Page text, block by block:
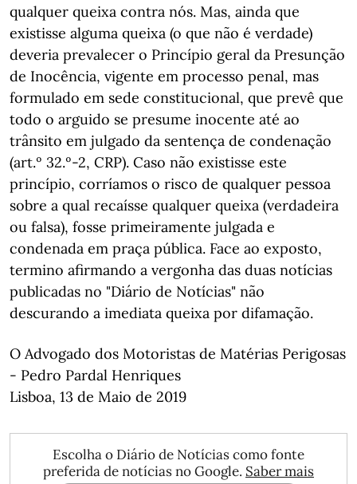
qualquer queixa contra nós. Mas, ainda que
existisse alguma queixa (o que não é verdade)
deveria prevalecer o Princípio geral da Presunção
de Inocência, vigente em processo penal, mas
formulado em sede constitucional, que prevê que
todo o arguido se presume inocente até ao
trânsito em julgado da sentença de condenação
(art.º 32.º-2, CRP). Caso não existisse este
princípio, corríamos o risco de qualquer pessoa
sobre a qual recaísse qualquer queixa (verdadeira
ou falsa), fosse primeiramente julgada e
condenada em praça pública. Face ao exposto,
termino afirmando a vergonha das duas notícias
publicadas no "Diário de Notícias" não
descurando a imediata queixa por difamação.
O Advogado dos Motoristas de Matérias Perigosas
- Pedro Pardal Henriques
Lisboa, 13 de Maio de 2019
Escolha o Diário de Notícias como fonte
preferida de notícias no Google. Saber mais